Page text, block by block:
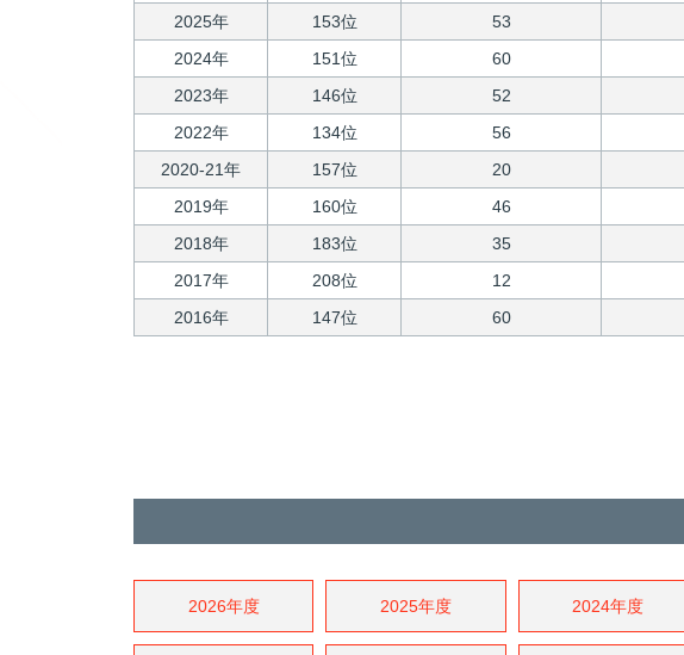
2025年
153位 53
2024年
151位 60
2023年
146位 52
2022年
134位 56
2020-21年
157位 20
2019年
160位 46
2018年
183位 35
2017年
208位 12
2016年
147位 60
2026年度 2025年度 2024年度